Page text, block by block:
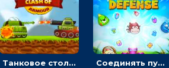
Танковое столкновение: запускать танки или захватывать базу противника – стратегия Соединять пушки, чтобы уничтожать монстров - стратегия